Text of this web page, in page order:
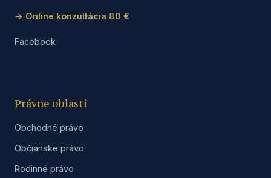
→ Online konzultácia 80 €
Facebook
Právne oblasti
Obchodné právo
Občianske právo
Rodinné právo